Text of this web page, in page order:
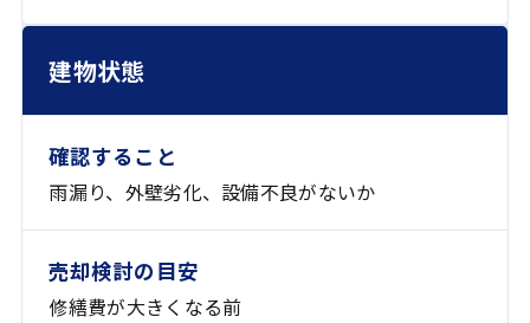
建物状態
雨漏り、外壁劣化、設備不良がないか
修繕費が大きくなる前